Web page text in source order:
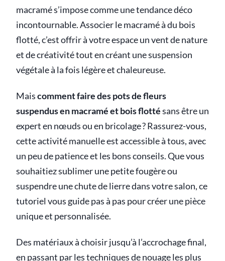
macramé s’impose comme une tendance déco
incontournable. Associer le macramé à du bois
flotté, c’est offrir à votre espace un vent de nature
et de créativité tout en créant une suspension
végétale à la fois légère et chaleureuse.
Maiscomment faire des pots de fleurs
suspendus en macramé et bois flottésans être un
expert en nœuds ou en bricolage ? Rassurez-vous,
cette activité manuelle est accessible à tous, avec
un peu de patience et les bons conseils. Que vous
souhaitiez sublimer une petite fougère ou
suspendre une chute de lierre dans votre salon, ce
tutoriel vous guide pas à pas pour créer une pièce
unique et personnalisée.
Des matériaux à choisir jusqu’à l’accrochage final,
en passant par les techniques de nouage les plus